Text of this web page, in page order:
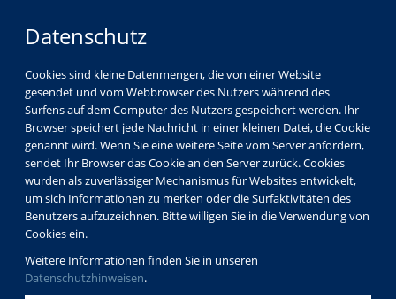
Datenschutz
Cookies sind kleine Datenmengen, die von einer Website
gesendet und vom Webbrowser des Nutzers während des
Surfens auf dem Computer des Nutzers gespeichert werden. Ihr
Browser speichert jede Nachricht in einer kleinen Datei, die Cookie
genannt wird. Wenn Sie eine weitere Seite vom Server anfordern,
sendet Ihr Browser das Cookie an den Server zurück. Cookies
wurden als zuverlässiger Mechanismus für Websites entwickelt,
um sich Informationen zu merken oder die Surfaktivitäten des
Benutzers aufzuzeichnen. Bitte willigen Sie in die Verwendung von
Cookies ein.
Weitere Informationen finden Sie in unseren
Datenschutzhinweisen.
Über uns Dozenten Sabina Ibach
Sabina Ibach
Dozentinnenprofil